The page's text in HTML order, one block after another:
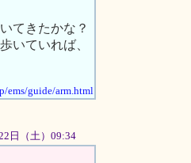
てきたかな？
いていれば、
ems/guide/arm.html
日（土）09:34